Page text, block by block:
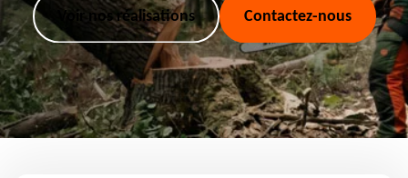
Voir nos réalisations Contactez-nous